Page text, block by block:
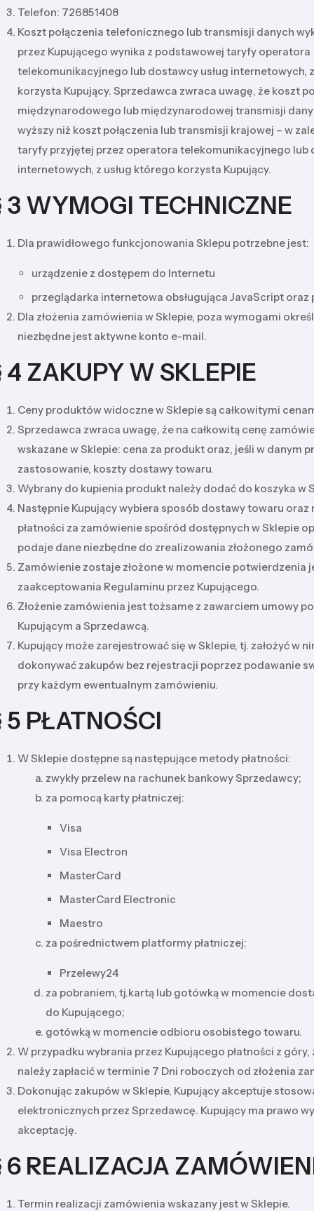
Telefon: 726851408
Koszt połączenia telefonicznego lub transmisji danych
przez Kupującego wynika z podstawowej taryfy operatora
telekomunikacyjnego lub dostawcy usług internetowych,
korzysta Kupujący. Sprzedawca zwraca uwagę, że koszt
międzynarodowego lub międzynarodowej transmisji
wyższy niż koszt połączenia lub transmisji krajowej – w
taryfy przyjętej przez operatora telekomunikacyjnego lub
internetowych, z usług którego korzysta Kupujący.
3 WYMOGI TECHNICZNE
Dla prawidłowego funkcjonowania Sklepu potrzebne jest:
urządzenie z dostępem do Internetu
przeglądarka internetowa obsługująca JavaScript oraz
Dla złożenia zamówienia w Sklepie, poza wymogami
niezbędne jest aktywne konto e-mail.
4 ZAKUPY W SKLEPIE
Ceny produktów widoczne w Sklepie są całkowitymi
Sprzedawca zwraca uwagę, że na całkowitą cenę
wskazane w Sklepie: cena za produkt oraz, jeśli w danym
zastosowanie, koszty dostawy towaru.
Wybrany do kupienia produkt należy dodać do koszyka w
Następnie Kupujący wybiera sposób dostawy towaru oraz
płatności za zamówienie spośród dostępnych w Sklepie
podaje dane niezbędne do zrealizowania złożonego
Zamówienie zostaje złożone w momencie potwierdzenia
zaakceptowania Regulaminu przez Kupującego.
Złożenie zamówienia jest tożsame z zawarciem umowy
Kupującym a Sprzedawcą.
Kupujący może zarejestrować się w Sklepie, tj. założyć w
dokonywać zakupów bez rejestracji poprzez podawanie
przy każdym ewentualnym zamówieniu.
5 PŁATNOŚCI
W Sklepie dostępne są następujące metody płatności:
zwykły przelew na rachunek bankowy Sprzedawcy;
za pomocą karty płatniczej:
Visa
Visa Electron
MasterCard
MasterCard Electronic
Maestro
za pośrednictwem platformy płatniczej:
Przelewy24
za pobraniem, tj.kartą lub gotówką w momencie
do Kupującego;
gotówką w momencie odbioru osobistego towaru.
W przypadku wybrania przez Kupującego płatności z
należy zapłacić w terminie 7 Dni roboczych od złożenia
Dokonując zakupów w Sklepie, Kupujący akceptuje
elektronicznych przez Sprzedawcę. Kupujący ma prawo
akceptację.
6 REALIZACJA
Termin realizacji zamówienia wskazany jest w Sklepie.